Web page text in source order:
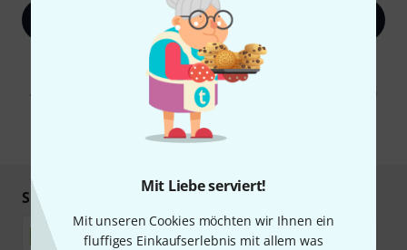
Mit Liebe serviert!
Mit unseren Cookies möchten wir Ihnen ein
fluffiges Einkaufserlebnis mit allem was
Jetzt anmelden
Mit Klick auf „Jetzt anmelden“ stimmen Sie dem Erhalt von E-Mail-
Werbung und einer Messung des E-Mail-Nutzungsverhaltens zu. Die
Abmeldung ist jederzeit möglich. Weitere Informationen finden Sie in
unseren
Datenschutzhinweisen
* Pflichtfeld
Sicher einkaufen & bezahlen